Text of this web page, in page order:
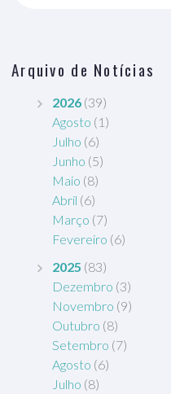
Arquivo de Notícias
2026 (39)
Agosto (1)
Julho (6)
Junho (5)
Maio (8)
Abril (6)
Março (7)
Fevereiro (6)
2025 (83)
Dezembro (3)
Novembro (9)
Outubro (8)
Setembro (7)
Agosto (6)
Julho (8)